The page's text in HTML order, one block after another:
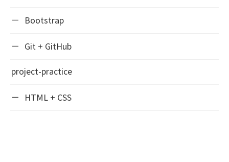
Bootstrap
Git + GitHub
project-practice
HTML + CSS